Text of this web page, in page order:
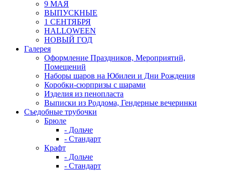
9 МАЯ
ВЫПУСКНЫЕ
1 СЕНТЯБРЯ
HALLOWEEN
НОВЫЙ ГОД
Галерея
Оформление Праздников, Мероприятий,
Помещений
Наборы шаров на Юбилеи и Дни Рождения
Коробки-сюрпризы с шарами
Изделия из пенопласта
Выписки из Роддома, Гендерные вечеринки
Съедобные трубочки
Брюле
- Дольче
- Стандарт
Крафт
- Дольче
- Стандарт